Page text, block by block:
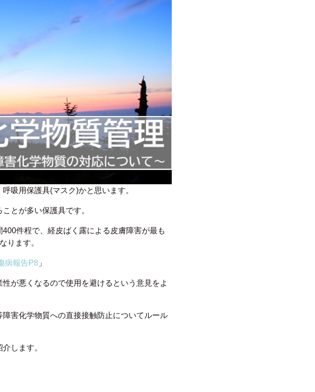
吸用保護具(マスク)かと思います。
とが多い保護具です。
件程で、経皮ばく露による皮膚障害が最も
ります。
病報告P8 」
が悪くなるので使用を避けるという意見をよ
害化学物質への直接接触防止についてルール
します。